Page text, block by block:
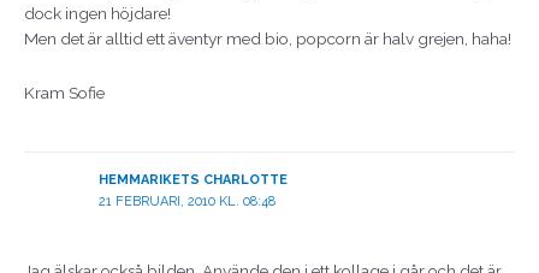
dock ingen höjdare!
Men det är alltid ett äventyr med bio, popcorn är halv grejen, haha!
Kram Sofie
HEMMARIKETS CHARLOTTE
21 FEBRUARI, 2010 KL. 08:48